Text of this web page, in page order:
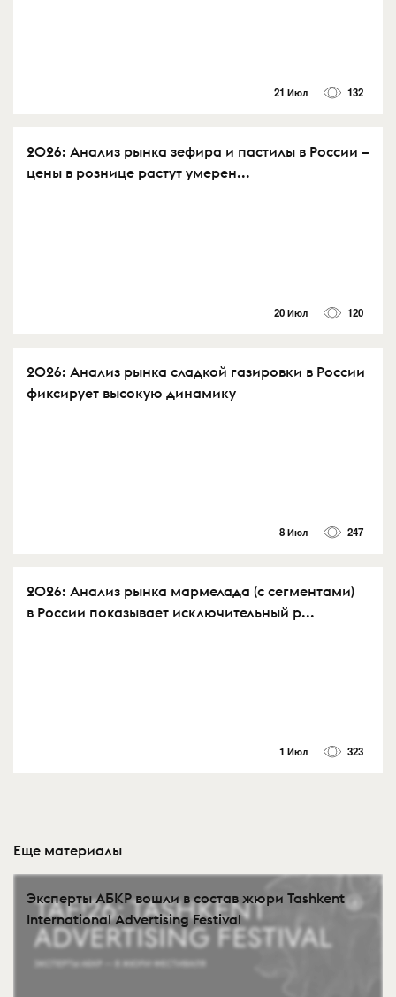
21 Июл 132
2026: Анализ рынка зефира и пастилы в России –
цены в рознице растут умерен...
20 Июл 120
2026: Анализ рынка сладкой газировки в России
фиксирует высокую динамику
8 Июл 247
2026: Анализ рынка мармелада (с сегментами)
в России показывает исключительный р...
1 Июл 323
Еще материалы
Эксперты АБКР вошли в состав жюри Tashkent
International Advertising Festival